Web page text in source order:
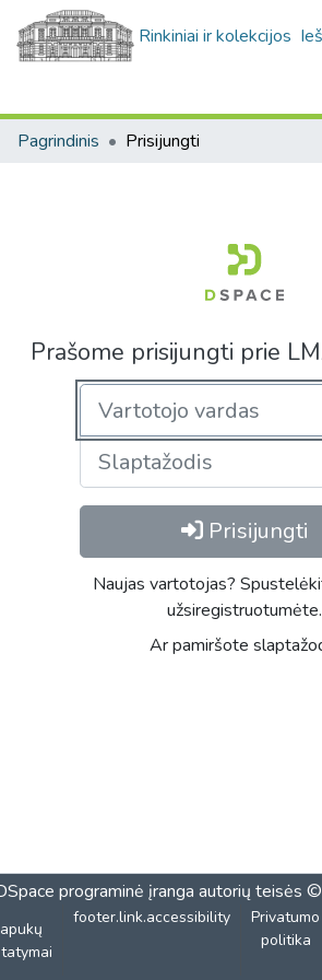
Rinkiniai ir kolekcijos
Pagrindinis Prisijungti
Prašome prisijungti prie
Prisijungti
Naujas vartotojas?
užsiregistruotumėte.
Ar pamiršote
programinė įranga autorių teisės
footer.link.accessibility
Privatumo
politika